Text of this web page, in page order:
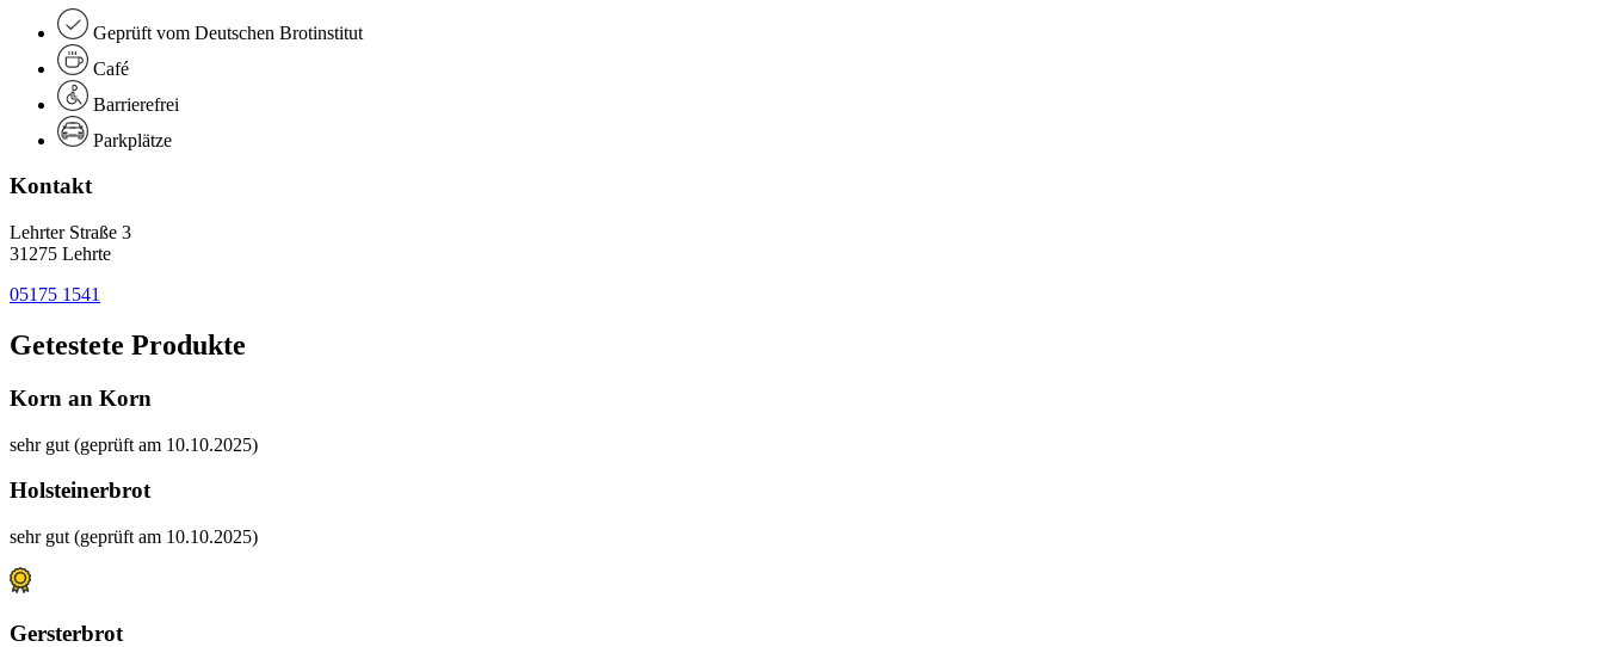
Geprüft vom Deutschen Brotinstitut
Café
Barrierefrei
Parkplätze
Kontakt
Lehrter Straße 3
31275 Lehrte
05175 1541
Getestete Produkte
Korn an Korn
sehr gut (geprüft am 10.10.2025)
Holsteinerbrot
sehr gut (geprüft am 10.10.2025)
Gersterbrot